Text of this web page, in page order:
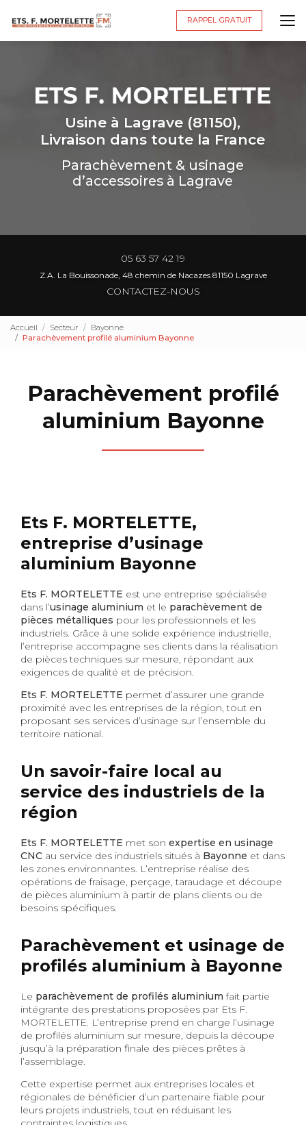
principal
RAPPEL GRATUIT
Usine à Lagrave (81150),
Livraison dans toute la France
Parachèvement & usinage
d’accessoires à Lagrave
05 63 57 42 19
Z.A. La Bouissonade, 48 chemin de Nacazes 81150 Lagrave
CONTACTEZ-NOUS
Accueil Secteur
Bayonne
Parachèvement profilé aluminium Bayonne
Parachèvement profilé
aluminium Bayonne
Ets F. MORTELETTE,
entreprise d’usinage
aluminium Bayonne
Ets F. MORTELETTE est une entreprise spécialisée
dans l’usinage aluminium et le parachèvement de
pièces métalliques pour les professionnels et les
industriels. Grâce à une solide expérience industrielle,
l’entreprise accompagne ses clients dans la réalisation
de pièces techniques sur mesure, répondant aux
exigences de qualité et de précision.
Ets F. MORTELETTE permet d’assurer une grande
proximité avec les entreprises de la région, tout en
proposant ses services d’usinage sur l’ensemble du
territoire national.
Un savoir-faire local au
service des industriels de la
région
Ets F. MORTELETTE met son expertise en usinage
CNC au service des industriels situés à Bayonne et dans
les zones environnantes. L’entreprise réalise des
opérations de fraisage, perçage, taraudage et découpe
de pièces aluminium à partir de plans clients ou de
besoins spécifiques.
Parachèvement et usinage de
profilés aluminium à Bayonne
Le parachèvement de profilés aluminium fait partie
intégrante des prestations proposées par Ets F.
MORTELETTE. L’entreprise prend en charge l’usinage
de profilés aluminium sur mesure, depuis la découpe
jusqu’à la préparation finale des pièces prêtes à
l’assemblage.
Cette expertise permet aux entreprises locales et
régionales de bénéficier d’un partenaire fiable pour
leurs projets industriels, tout en réduisant les